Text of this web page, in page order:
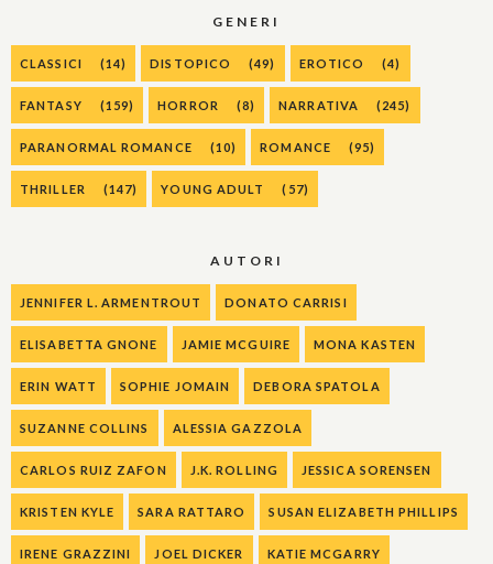
GENERI
CLASSICI (14) DISTOPICO (49) EROTICO (4)
FANTASY (159) HORROR (8) NARRATIVA (245)
PARANORMAL ROMANCE (10) ROMANCE (95)
THRILLER (147) YOUNG ADULT (57)
AUTORI
JENNIFER L. ARMENTROUT DONATO CARRISI
ELISABETTA GNONE JAMIE MCGUIRE MONA KASTEN
ERIN WATT SOPHIE JOMAIN DEBORA SPATOLA
SUZANNE COLLINS ALESSIA GAZZOLA
CARLOS RUIZ ZAFON J.K. ROLLING JESSICA SORENSEN
KRISTEN KYLE SARA RATTARO SUSAN ELIZABETH PHILLIPS
IRENE GRAZZINI JOEL DICKER KATIE MCGARRY